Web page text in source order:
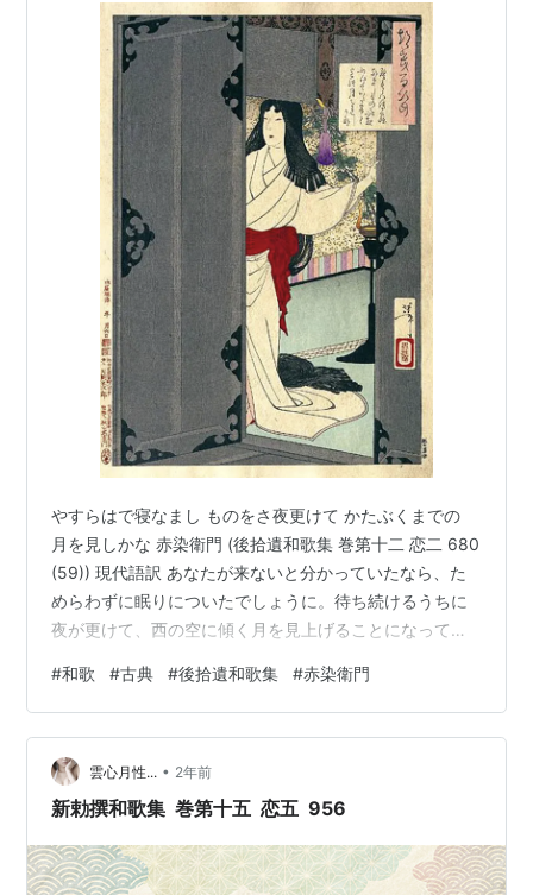
やすらはで寝なまし ものをさ夜更けて かたぶくまでの
月を見しかな 赤染衛門 (後拾遺和歌集 巻第十二 恋二 680
(59)) 現代語訳 あなたが来ないと分かっていたなら、た
めらわずに眠りについたでしょうに。待ち続けるうちに
夜が更けて、西の空に傾く月を見上げることになってし
作者の姉妹のもとに通っていた藤原道隆が、ある夜、約
束していた逢瀬に現れなかったため、その姉妹の代わり
に詠んだものです。 どんな人？ 赤染衛門の名前は、父親
が右衛門尉であったことに由来します。彼女は藤原道長
の正妻である倫子に仕えました。その後、倫子の娘で一
#和歌 #古典 #後拾遺和歌集 #赤染衛門
雲心月性... • 2年前
新勅撰和歌集 巻第十五 恋五 956